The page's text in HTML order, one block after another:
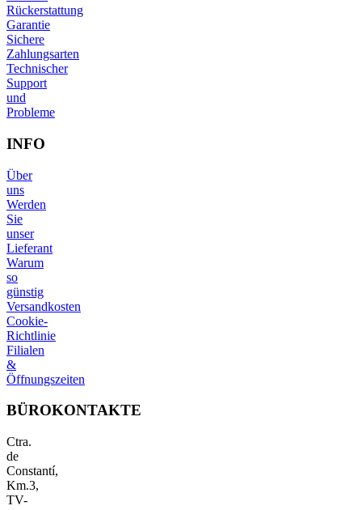
Rückerstattung
Garantie
Sichere
Zahlungsarten
Technischer
Support
und
Probleme
INFO
Über
uns
Werden
Sie
unser
Lieferant
Warum
so
günstig
Versandkosten
Cookie-
Richtlinie
Filialen
&
Öffnungszeiten
BÜROKONTAKTE
Ctra.
de
Constantí,
Km.3,
TV-